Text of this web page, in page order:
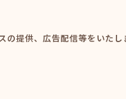
提供、広告配信等をいたし